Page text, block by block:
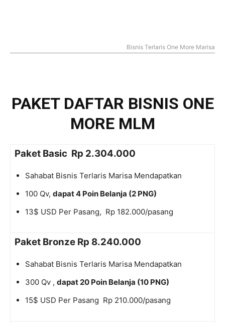
Bisnis Terlaris One More Marisa
PAKET DAFTAR BISNIS ONE
MORE MLM
Paket Basic Rp 2.304.000
Sahabat Bisnis Terlaris Marisa Mendapatkan
100 Qv, dapat 4 Poin Belanja (2 PNG)
13$ USD Per Pasang, Rp 182.000/pasang
Paket Bronze Rp 8.240.000
Sahabat Bisnis Terlaris Marisa Mendapatkan
300 Qv , dapat 20 Poin Belanja (10 PNG)​
15$ USD Per Pasang Rp 210.000/pasang